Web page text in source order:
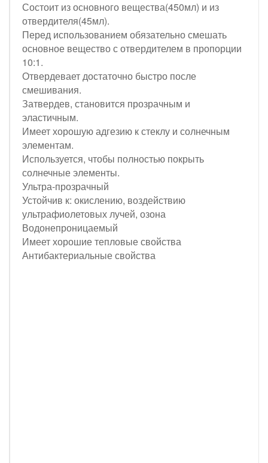
Состоит из основного вещества(450мл) и из
отвердителя(45мл).
Перед использованием обязательно смешать
основное вещество с отвердителем в пропорции
10:1.
Отвердевает достаточно быстро после
смешивания.
Затвердев, становится прозрачным и
эластичным.
Имеет хорошую адгезию к стеклу и солнечным
элементам.
Используется, чтобы полностью покрыть
солнечные элементы.
Ультра-прозрачный
Устойчив к: окислению, воздействию
ультрафиолетовых лучей, озона
Водонепроницаемый
Имеет хорошие тепловые свойства
Антибактериальные свойства